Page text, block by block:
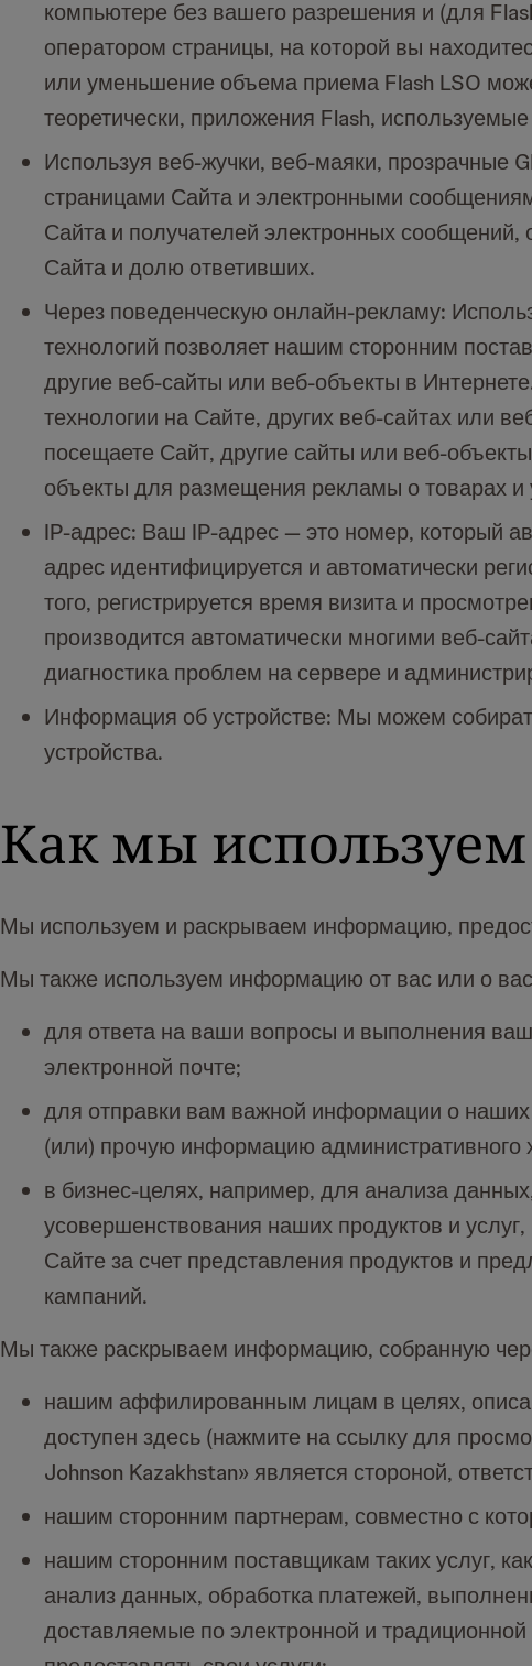
компьютере без вашего разрешения и (для
оператором страницы, на которой вы
или уменьшение объема приема Flash LSO
теоретически, приложения Flash,
Используя веб-жучки, веб-маяки, прозрачные
страницами Сайта и электронными
Сайта и получателей электронных
Сайта и долю ответивших.
Через поведенческую онлайн-рекламу:
технологий позволяет нашим сторонним
другие веб-сайты или веб-объекты в
технологии на Сайте, других веб-сайтах или
посещаете Сайт, другие сайты или веб-
объекты для размещения рекламы о товарах и
IP-адрес: Ваш IP-адрес — это номер, который
адрес идентифицируется и автоматически
того, регистрируется время визита и
производится автоматически многими веб-
диагностика проблем на сервере и
Информация об устройстве: Мы можем
устройства.
Как мы
Мы используем и раскрываем информацию,
Мы также используем информацию от вас или о
для ответа на ваши вопросы и выполнения
электронной почте;
для отправки вам важной информации о
(или) прочую информацию административного
в бизнес-целях, например, для анализа
усовершенствования наших продуктов и
Сайте за счет представления продуктов и
кампаний.
Мы также раскрываем информацию, собранную
нашим аффилированным лицам в целях,
доступен здесь (нажмите на ссылку для
Johnson Kazakhstan» является стороной,
нашим сторонним партнерам, совместно с
нашим сторонним поставщикам таких услуг,
анализ данных, обработка платежей,
доставляемые по электронной и традиционной